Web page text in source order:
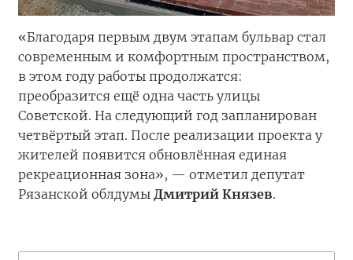
«Благодаря первым двум этапам бульвар стал
современным и комфортным пространством,
в этом году работы продолжатся:
преобразится ещё одна часть улицы
Советской. На следующий год запланирован
четвёртый этап. После реализации проекта у
жителей появится обновлённая единая
рекреационная зона», — отметил депутат
Рязанской облдумы Дмитрий Князев.